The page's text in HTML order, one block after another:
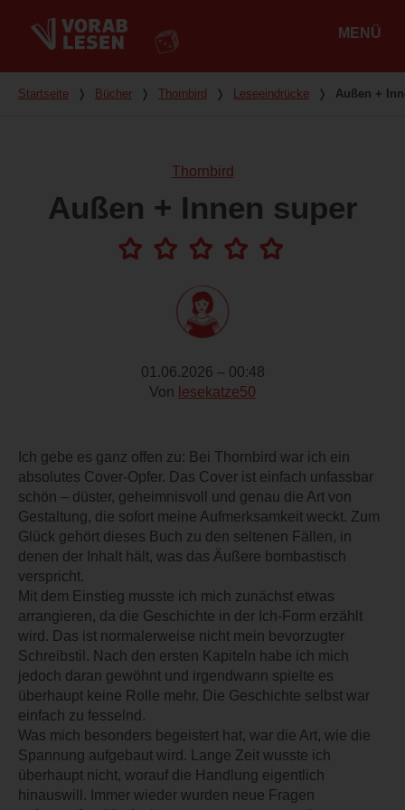
MENÜ
Du bist hier
Startseite ❭ Bücher ❭ Thornbird ❭ Leseeindrücke ❭ Außen +
Thornbird
Außen + Innen super
01.06.2026 – 00:48
Von lesekatze50
Ich gebe es ganz offen zu: Bei Thornbird war ich ein
absolutes Cover-Opfer. Das Cover ist einfach unfassbar
schön – düster, geheimnisvoll und genau die Art von
Gestaltung, die sofort meine Aufmerksamkeit weckt. Zum
Glück gehört dieses Buch zu den seltenen Fällen, in
denen der Inhalt hält, was das Äußere bombastisch
verspricht.
Mit dem Einstieg musste ich mich zunächst etwas
arrangieren, da die Geschichte in der Ich-Form erzählt
wird. Das ist normalerweise nicht mein bevorzugter
Schreibstil. Nach den ersten Kapiteln habe ich mich
jedoch daran gewöhnt und irgendwann spielte es
überhaupt keine Rolle mehr. Die Geschichte selbst war
einfach zu fesselnd.
Was mich besonders begeistert hat, war die Art, wie die
Spannung aufgebaut wird. Lange Zeit wusste ich
überhaupt nicht, worauf die Handlung eigentlich
hinauswill. Immer wieder wurden neue Fragen